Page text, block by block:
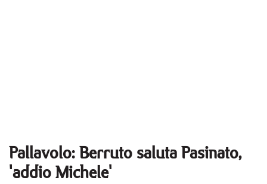
Pallavolo: Berruto saluta Pasinato,
'addio Michele'